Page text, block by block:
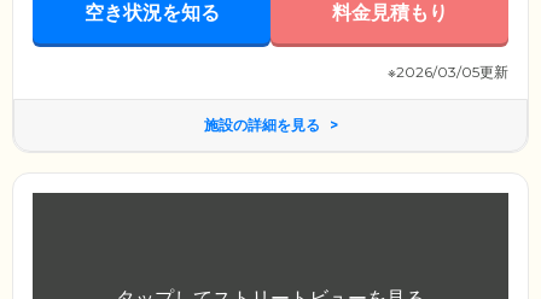
おり、足腰に不安を抱えた方の歩行をサポートしています。玄関や居室
の入り口には段差をなくしているので、車いすや歩行器をご利用の方も
ご安心ください。また、みなさまがお住まいになる居室は、プライバシ
ーの保たれた個室でご用意。おひとりの時間を大切にしていただけま
空き状況を知る 料金見積もり
※2026/03/05更新
施設の詳細を見る